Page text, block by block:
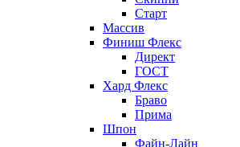
Старт
Массив
Финиш Флекс
Директ
ГОСТ
Хард Флекс
Браво
Прима
Шпон
Файн-Лайн